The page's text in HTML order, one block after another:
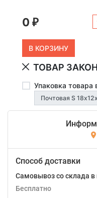
0 ₽
ТОВАР
Упаковка товара
Способ доставки
Самовывоз со склада в
Бесплатно